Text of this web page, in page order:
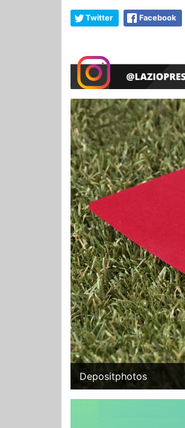
Twitter Facebook
Depositphotos